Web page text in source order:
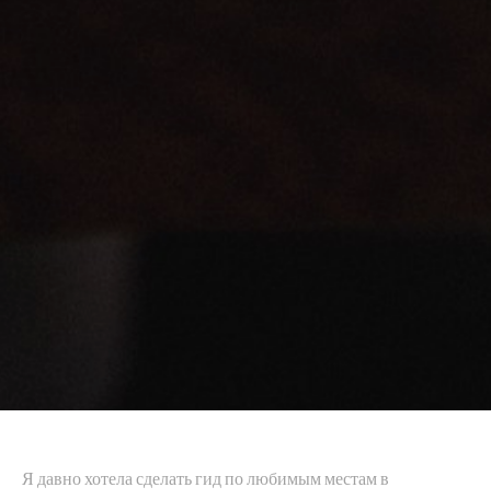
Я давно хотела сделать гид по любимым местам в